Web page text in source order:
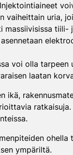
vaiheittain uria,
tiili-
voi olla
laatan
ikä,
ympäriltä.